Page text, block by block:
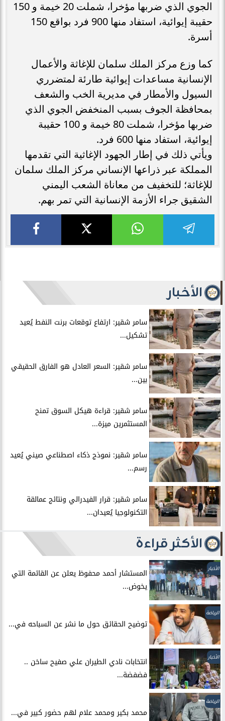
الجوي الذي ضربها مؤخرا، شملت 20 خيمة و 150
حقيبة إيوائية، استفاد منها 900 فرد بواقع 150
أسرة.
كما وزع مركز الملك سلمان للإغاثة والأعمال
الإنسانية مساعدات إيوائية طارئة لمتضرري
السيول والأمطار في مديرية الخب والشعف
بمحافظة الجوف بسبب المنخفض الجوي الذي
ضربها مؤخرا، شملت 80 خيمة و 100 حقيبة
إيوائية، استفاد منها 600 فرد.
ويأتي ذلك في إطار الجهود الإغاثية التي تقدمها
المملكة عبر ذراعها الإنساني مركز الملك سلمان
للإغاثة؛ للتخفيف من معاناة الشعب اليمني
الشقيق جراء الأزمة الإنسانية التي تمر بهم.
الأخبار
سامر شقير: ارتفاع توقعات برنت النفط يُعيد
تشكيل...
سامر شقير: السعر العادل هو الفارق الحقيقي
بين...
سامر شقير: قراءة هيكل السوق تمنح
المستثمرين ميزة...
سامر شقير: نموذج ذكاء اصطناعي صيني يُعيد
رسم...
سامر شقير: قرار الفيدرالي ونتائج عمالقة
التكنولوجيا يُعيدان...
الأكثر قراءة
الأخبار
المستشار أحمد محفوظ يعلن عن القائمة التي
يخوض...
الرياضة
توضيح الحقائق حول ما نشر عن السباحه في...
الأخبار
انتخابات نادي الطيران علي صفيح ساخن ..
فضفضة...
الرياضة
محمد بكير ومحمد علام لهم حضور كبير في...